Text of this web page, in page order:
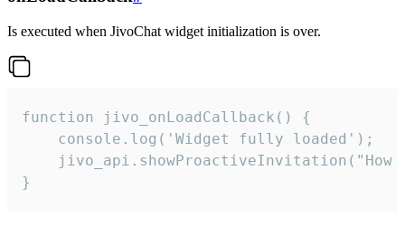
Is executed when JivoChat widget initialization is over.
function jivo_onLoadCallback() {
    console.log('Widget fully loaded');
jivo_api.showProactiveInvitation("How
}